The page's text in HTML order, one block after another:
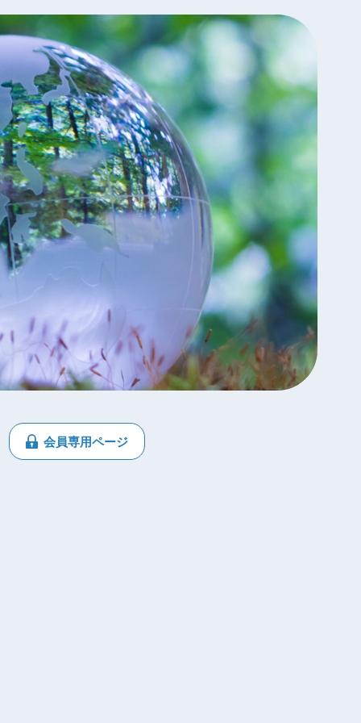
会員専用ページ